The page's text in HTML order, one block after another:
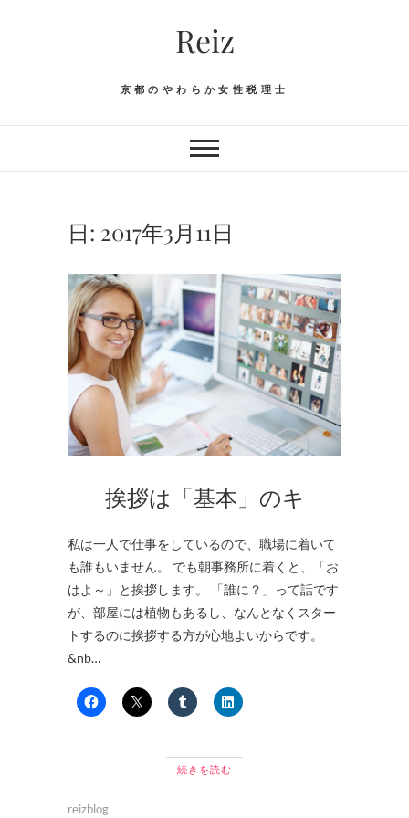
Reiz
京都のやわらか女性税理士
日: 2017年3月11日
挨拶は「基本」のキ
私は一人で仕事をしているので、職場に着いて
も誰もいません。 でも朝事務所に着くと、「お
はよ～」と挨拶します。 「誰に？」って話です
が、部屋には植物もあるし、なんとなくスター
トするのに挨拶する方が心地よいからです。
&nb…
続きを読む
reizblog